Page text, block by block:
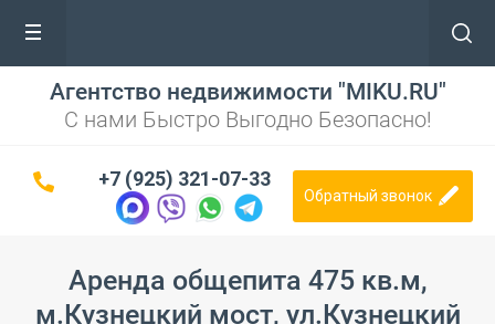
Агентство недвижимости "MIKU.RU"
С нами Быстро Выгодно Безопасно!
+7 (925) 321-07-33
Обратный звонок
Аренда общепита 475 кв.м,
м.Кузнецкий мост, ул.Кузнецкий